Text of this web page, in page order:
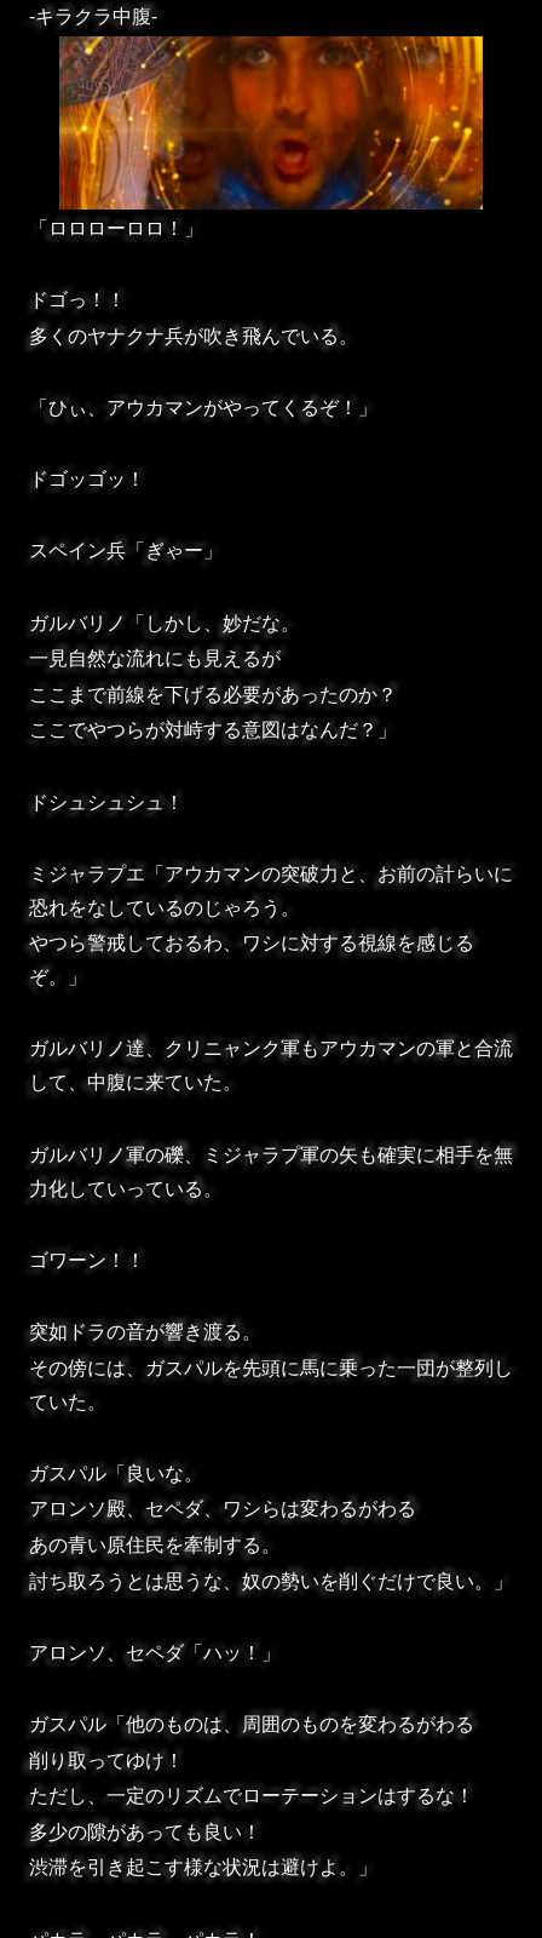
-キラクラ中腹-
「ロロローロロ！」
ドゴっ！！
多くのヤナクナ兵が吹き飛んでいる。
「ひぃ、アウカマンがやってくるぞ！」
ドゴッゴッ！
スペイン兵「ぎゃー」
ガルバリノ「しかし、妙だな。
一見自然な流れにも見えるが
ここまで前線を下げる必要があったのか？
ここでやつらが対峙する意図はなんだ？」
ドシュシュシュ！
ミジャラプエ「アウカマンの突破力と、お前の計らいに
恐れをなしているのじゃろう。
やつら警戒しておるわ、ワシに対する視線を感じる
ぞ。」
ガルバリノ達、クリニャンク軍もアウカマンの軍と合流
して、中腹に来ていた。
ガルバリノ軍の礫、ミジャラプ軍の矢も確実に相手を無
力化していっている。
ゴワーン！！
突如ドラの音が響き渡る。
その傍には、ガスパルを先頭に馬に乗った一団が整列し
ていた。
ガスパル「良いな。
アロンソ殿、セペダ、ワシらは変わるがわる
あの青い原住民を牽制する。
討ち取ろうとは思うな、奴の勢いを削ぐだけで良い。」
アロンソ、セペダ「ハッ！」
ガスパル「他のものは、周囲のものを変わるがわる
削り取ってゆけ！
ただし、一定のリズムでローテーションはするな！
多少の隙があっても良い！
渋滞を引き起こす様な状況は避けよ。」